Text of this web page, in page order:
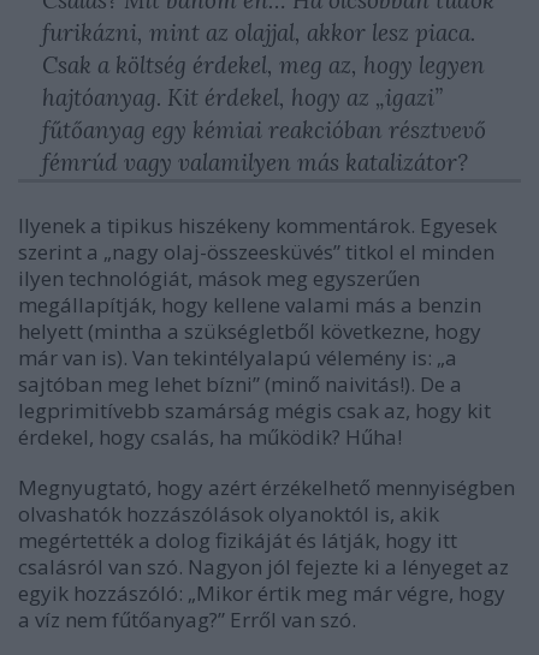
furikázni, mint az olajjal, akkor lesz piaca.
Csak a költség érdekel, meg az, hogy legyen
hajtóanyag. Kit érdekel, hogy az „igazi”
fűtőanyag egy kémiai reakcióban résztvevő
fémrúd vagy valamilyen más katalizátor?
Ilyenek a tipikus hiszékeny kommentárok. Egyesek
szerint a „nagy olaj-összeesküvés” titkol el minden
ilyen technológiát, mások meg egyszerűen
megállapítják, hogy kellene valami más a benzin
helyett (mintha a szükségletből következne, hogy
már van is). Van tekintélyalapú vélemény is: „a
sajtóban meg lehet bízni” (minő naivitás!). De a
legprimitívebb szamárság mégis csak az, hogy kit
érdekel, hogy csalás, ha működik? Hűha!
Megnyugtató, hogy azért érzékelhető mennyiségben
olvashatók hozzászólások olyanoktól is, akik
megértették a dolog fizikáját és látják, hogy itt
csalásról van szó. Nagyon jól fejezte ki a lényeget az
egyik hozzászóló: „Mikor értik meg már végre, hogy
a víz nem fűtőanyag?” Erről van szó.